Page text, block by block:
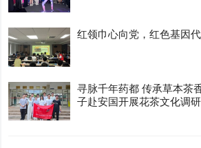
红领巾心向党，红色基因
寻脉千年药都 传承草本
子赴安国开展花茶文化调